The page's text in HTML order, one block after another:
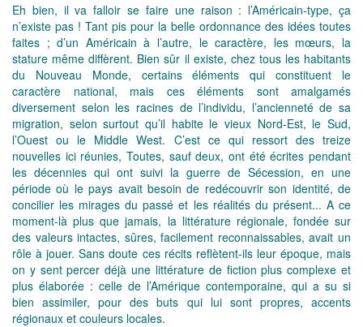
Eh bien, il va falloir se faire une raison : l’Américain-type, ça
n’existe pas ! Tant pis pour la belle ordonnance des idées toutes
faites ; d’un Américain à l’autre, le caractère, les mœurs, la
stature même diffèrent. Bien sûr il existe, chez tous les habitants
du Nouveau Monde, certains éléments qui constituent le
caractère national, mais ces éléments sont amalgamés
diversement selon les racines de l’individu, l’ancienneté de sa
migration, selon surtout qu’il habite le vieux Nord-Est, le Sud,
l’Ouest ou le Middle West. C’est ce qui ressort des treize
nouvelles ici réunies, Toutes, sauf deux, ont été écrites pendant
les décennies qui ont suivi la guerre de Sécession, en une
période où le pays avait besoin de redécouvrir son identité, de
concilier les mirages du passé et les réalités du présent... A ce
moment-là plus que jamais, la littérature régionale, fondée sur
des valeurs intactes, sûres, facilement reconnaissables, avait un
rôle à jouer. Sans doute ces récits reflètent-ils leur époque, mais
on y sent percer déjà une littérature de fiction plus complexe et
plus élaborée : celle de l’Amérique contemporaine, qui a su si
bien assimiler, pour des buts qui lui sont propres, accents
régionaux et couleurs locales.